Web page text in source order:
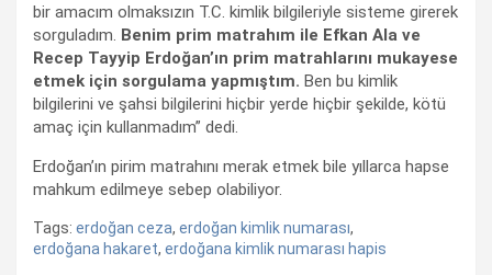
bir amacım olmaksızın T.C. kimlik bilgileriyle sisteme girerek
sorguladım. Benim prim matrahım ile Efkan Ala ve
Recep Tayyip Erdoğan’ın prim matrahlarını mukayese
etmek için sorgulama yapmıştım. Ben bu kimlik
bilgilerini ve şahsi bilgilerini hiçbir yerde hiçbir şekilde, kötü
amaç için kullanmadım” dedi.
Erdoğan’ın pirim matrahını merak etmek bile yıllarca hapse
mahkum edilmeye sebep olabiliyor.
Tags: erdoğan ceza, erdoğan kimlik numarası,
erdoğana hakaret, erdoğana kimlik numarası hapis